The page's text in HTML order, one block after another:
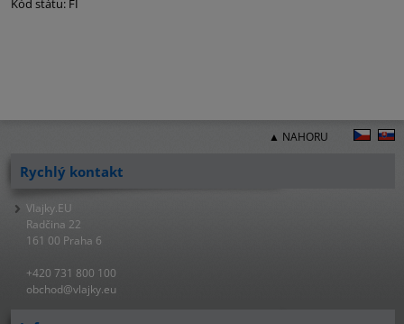
Kód státu: FI
▲ NAHORU
Rychlý kontakt
Vlajky.EU
Radčina 22
161 00 Praha 6
+420 731 800 100
obchod@vlajky.eu